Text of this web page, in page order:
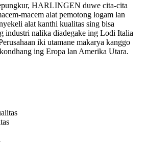
HARLINGEN duwe cita-cita
macem alat pemotong logam lan
alat kanthi kualitas sing bisa
industri nalika diadegake ing Lodi Italia
iki utamane makarya kanggo
ing Eropa lan Amerika Utara.